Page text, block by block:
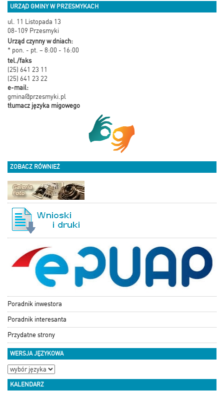
URZĄD GMINY W PRZESMYKACH
ul. 11 Listopada 13
08-109 Przesmyki
Urząd czynny w dniach:
* pon. - pt. – 8:00 - 16:00
tel./faks
(25) 641 23 11
(25) 641 23 22
e-mail:
gmina@przesmyki.pl
tłumacz języka migowego
ZOBACZ RÓWNIEŻ
Poradnik inwestora
Poradnik interesanta
Przydatne strony
WERSJA JĘZYKOWA
KALENDARZ